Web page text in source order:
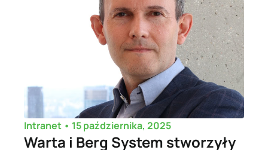
Intranet • 15 października, 2025
Warta i Berg System stworzyły